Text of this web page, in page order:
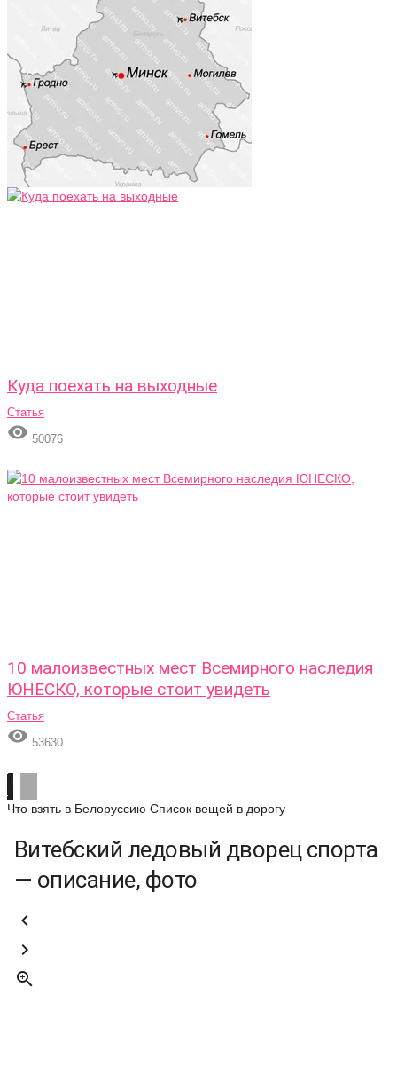
Куда поехать на выходные
Статья
 50076
10 малоизвестных мест Всемирного наследия
ЮНЕСКО, которые стоит увидеть
Статья
 53630
Что взять в Белоруссию Список вещей в дорогу
Витебский ледовый дворец спорта
— описание, фото


